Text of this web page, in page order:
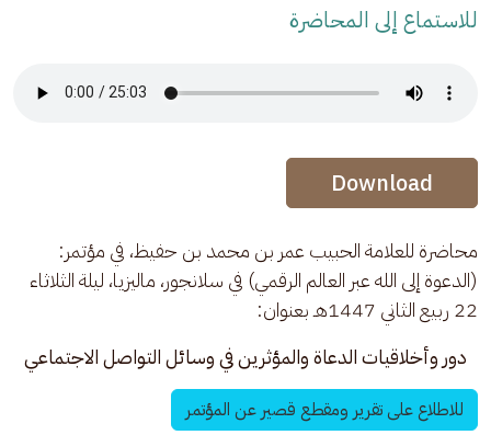
للاستماع إلى المحاضرة
Audio Stream
Audio Stream
Download
محاضرة للعلامة الحبيب عمر بن محمد بن حفيظ، في مؤتمر:
(الدعوة إلى الله عبر العالم الرقمي) في سلانجور، ماليزيا، ليلة الثلاثاء
22 ربيع الثاني 1447هـ بعنوان:
دور وأخلاقيات الدعاة والمؤثرين في وسائل التواصل الاجتماعي
للاطلاع على تقرير ومقطع قصير عن المؤتمر